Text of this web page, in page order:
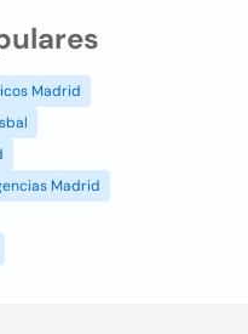
Madrid
Madrid